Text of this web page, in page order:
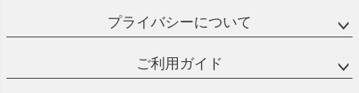
プライバシーについて
ご利用ガイド